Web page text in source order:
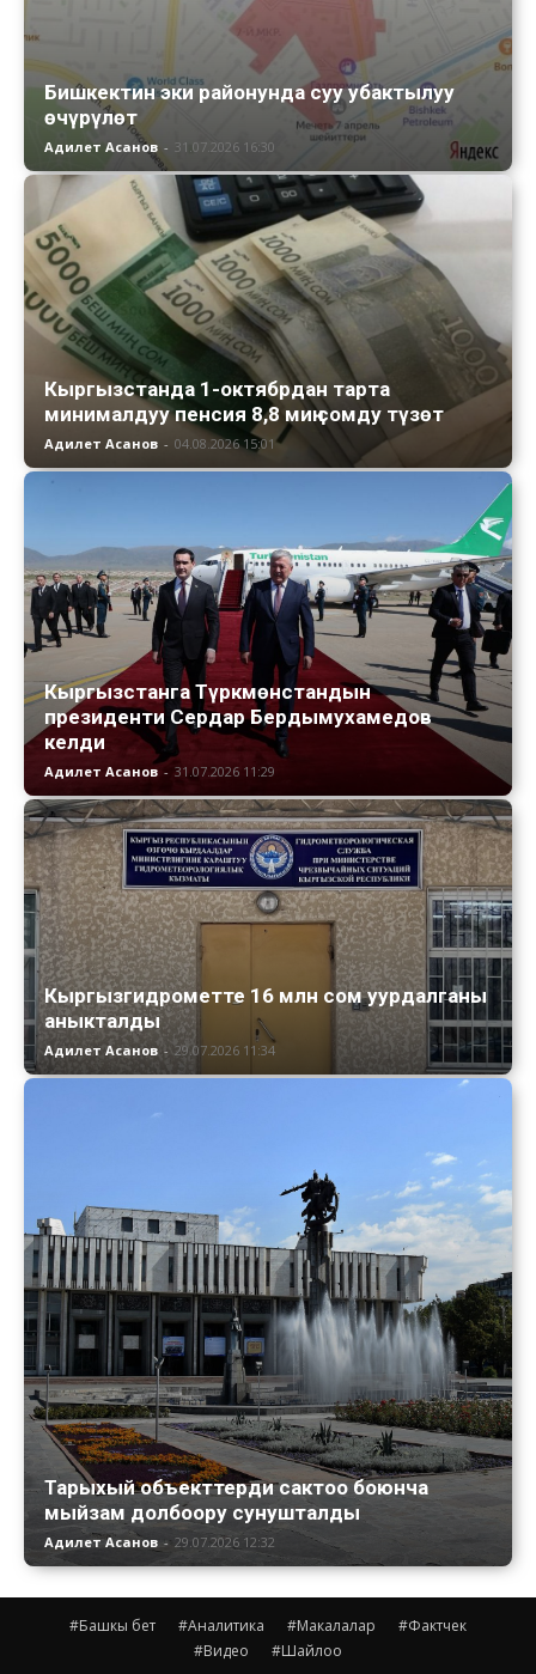
Бишкектин эки районунда суу убактылуу
өчүрүлөт
Адилет Асанов - 31.07.2026 16:30
Кыргызстанда 1-октябрдан тарта
минималдуу пенсия 8,8 миң сомду түзөт
Адилет Асанов - 04.08.2026 15:01
Кыргызстанга Түркмөнстандын
президенти Сердар Бердымухамедов
келди
Адилет Асанов - 31.07.2026 11:29
Кыргызгидрометте 16 млн сом уурдалганы
аныкталды
Адилет Асанов - 29.07.2026 11:34
Тарыхый объекттерди сактоо боюнча
мыйзам долбоору сунушталды
Адилет Асанов - 29.07.2026 12:32
#Башкы бет #Аналитика #Макалалар
#Фактчек
#Видео
#Шайлоо